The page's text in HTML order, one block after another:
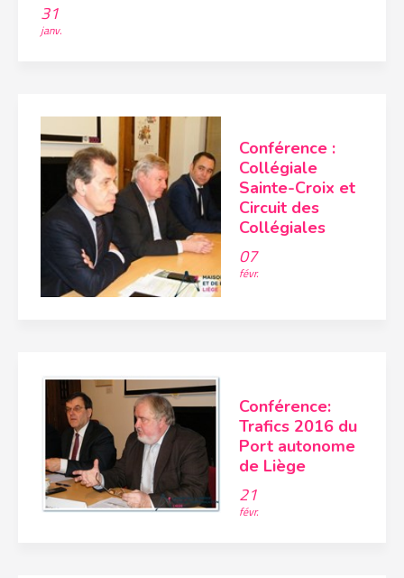
31
janv.
Conférence :
Collégiale
Sainte-Croix et
Circuit des
Collégiales
07
févr.
Conférence:
Trafics 2016 du
Port autonome
de Liège
21
févr.